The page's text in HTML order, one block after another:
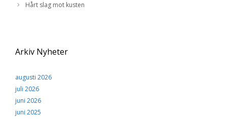
Hårt slag mot kusten
Arkiv Nyheter
augusti 2026
juli 2026
juni 2026
juni 2025